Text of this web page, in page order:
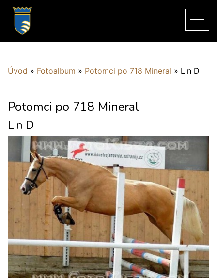
Úvod » Fotoalbum » Potomci po 718 Mineral » Lin D
Potomci po 718 Mineral
Lin D